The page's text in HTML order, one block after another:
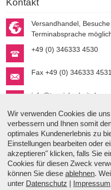
Kontakt
Versandhandel,
Terminabsprache
+49 (0) 346333 4530
Fax +49 (0) 346333 4531
info@topsicherheit.de
Stefan Gmyrek
Der Autor.
Wir verwenden Cookies die
verbessern und Ihnen somit
optimales Kundenerlebnis zu
Einstellungen bearbeiten oder
akzeptieren" klicken, falls Sie
Cookies für diesen Zweck
können Sie diese ablehnen.
unter Datenschutz | Impressum